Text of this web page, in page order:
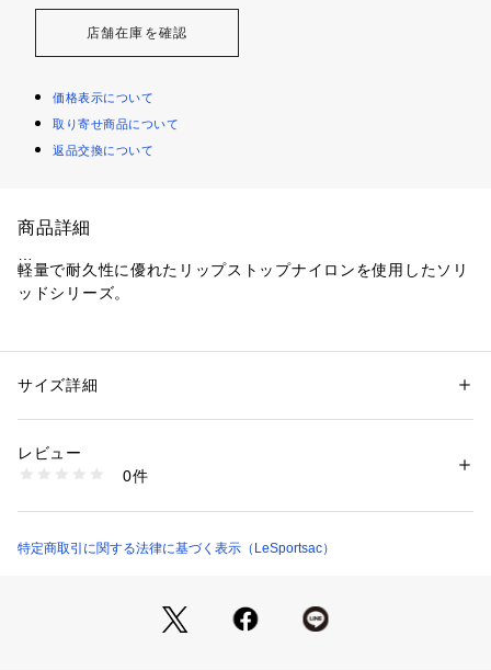
店舗在庫を確認
価格表示について
取り寄せ商品について
返品交換について
商品詳細
軽量で耐久性に優れたリップストップナイロンを使用したソリ
ッドシリーズ。
トです。洋服や下着、シューズなどアイテムによって仕分けが
できる優れもの。大小マチ付きのポーチは正面がメッシュ素材
環境に配慮したリサイクル素材100％のリップストップナイロ
性別：レディース
素材：ナイロン
商品番号：
1319FA18 （ショップ）
サイズ詳細
レビュー
0件
特定商取引に関する法律に基づく表示（LeSportsac）